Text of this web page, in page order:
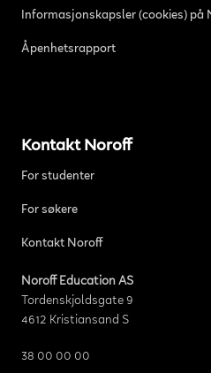
Informasjonskapsler (cookies) på
Åpenhetsrapport
Kontakt Noroff
For studenter
For søkere
Kontakt Noroff
Noroff Education AS
Tordenskjoldsgate 9
4612 Kristiansand S
38 00 00 00